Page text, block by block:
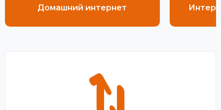
Домашний интернет